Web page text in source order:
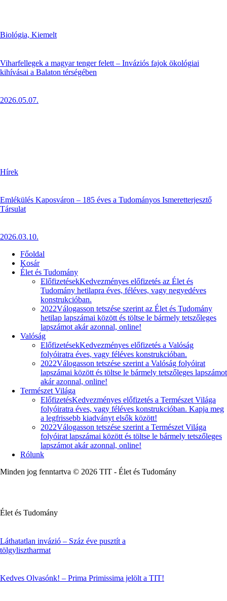
Biológia, Kiemelt
Viharfellegek a magyar tenger felett – Inváziós fajok ökológiai
kihívásai a Balaton térségében
2026.05.07.
Hírek
Emlékülés Kaposváron – 185 éves a Tudományos Ismeretterjesztő
Társulat
2026.03.10.
Főoldal
Kosár
Élet és Tudomány
ElőfizetésekKedvezményes előfizetés az Élet és
Tudomány hetilapra éves, féléves, vagy negyedéves
konstrukcióban.
2022Válogasson tetszése szerint az Élet és Tudomány
hetilap lapszámai között és töltse le bármely tetszőleges
lapszámot akár azonnal, online!
Valóság
ElőfizetésekKedvezményes előfizetés a Valóság
folyóiratra éves, vagy féléves konstrukcióban.
2022Válogasson tetszése szerint a Valóság folyóirat
lapszámai között és töltse le bármely tetszőleges lapszámot
akár azonnal, online!
Természet Világa
ElőfizetésKedvezményes előfizetés a Természet Világa
folyóiratra éves, vagy féléves konstrukcióban. Kapja meg
a legfrissebb kiadványt elsők között!
2022Válogasson tetszése szerint a Természet Világa
folyóirat lapszámai között és töltse le bármely tetszőleges
lapszámot akár azonnal, online!
Rólunk
Minden jog fenntartva © 2026 TIT - Élet és Tudomány
Élet és Tudomány
Láthatatlan invázió – Száz éve pusztít a
tölgylisztharmat
Kedves Olvasónk! – Prima Primissima jelölt a TIT!